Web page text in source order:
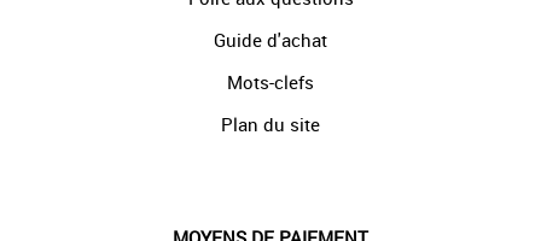
Guide d'achat
Mots-clefs
Plan du site